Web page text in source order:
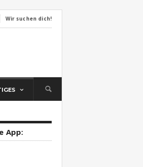
Wir suchen dich!
App: